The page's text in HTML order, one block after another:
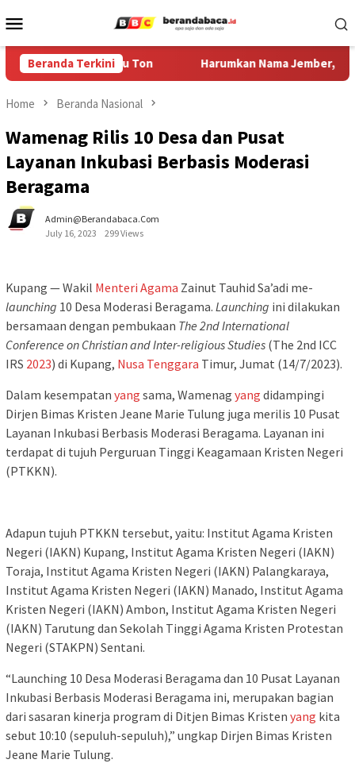
to
Menu
Beranda Terkini
Capai 183 Ribu Ton Harumkan Nama Jember,
Home Beranda Nasional
Wamenag Rilis 10 Desa dan Pusat
Layanan Inkubasi Berbasis Moderasi
Beragama
Admin@berandabaca.com
July 16, 2023
299 Views
Kupang — Wakil Menteri Agama Zainut Tauhid Sa’adi me-
launching 10 Desa Moderasi Beragama. Launching ini dilakukan
bersamaan dengan pembukaan The 2nd International
Conference on Christian and Inter-religious Studies (The 2nd ICC
IRS 2023) di Kupang, Nusa Tenggara Timur, Jumat (14/7/2023).
Dalam kesempatan yang sama, Wamenag yang didampingi
Dirjen Bimas Kristen Jeane Marie Tulung juga merilis 10 Pusat
Layanan Inkubasi Berbasis Moderasi Beragama. Layanan ini
terdapat di tujuh Perguruan Tinggi Keagamaan Kristen Negeri
(PTKKN).
Adapun tujuh PTKKN tersebut, yaitu: Institut Agama Kristen
Negeri (IAKN) Kupang, Institut Agama Kristen Negeri (IAKN)
Toraja, Institut Agama Kristen Negeri (IAKN) Palangkaraya,
Institut Agama Kristen Negeri (IAKN) Manado, Institut Agama
Kristen Negeri (IAKN) Ambon, Institut Agama Kristen Negeri
(IAKN) Tarutung dan Sekolah Tinggi Agama Kristen Protestan
Negeri (STAKPN) Sentani.
“Launching 10 Desa Moderasi Beragama dan 10 Pusat Layanan
Inkubasi Berbasis Moderasi Beragama ini, merupakan bagian
dari sasaran kinerja program di Ditjen Bimas Kristen yang kita
sebut 10:10 (sepuluh-sepuluh),” ungkap Dirjen Bimas Kristen
Jeane Marie Tulung.